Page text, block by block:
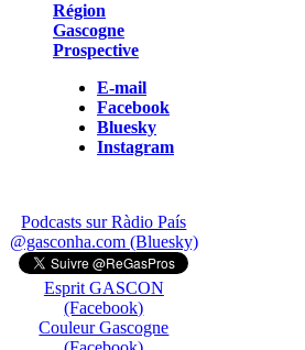
Région
Gascogne
Prospective
E-mail
Facebook
Bluesky
Instagram
Podcasts sur Ràdio País
@gasconha.com (Bluesky)
Esprit GASCON
(Facebook)
Couleur Gascogne